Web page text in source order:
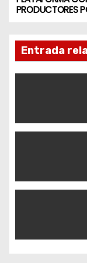
e
g
c
n
e
PRODUCTORES
Entrada